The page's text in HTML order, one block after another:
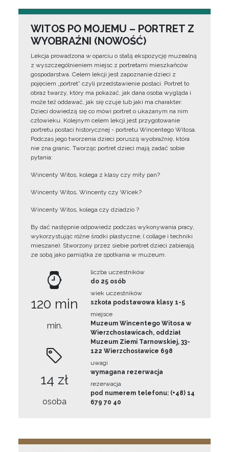
WITOS PO MOJEMU – PORTRET Z
WYOBRAŹNI (NOWOŚĆ)
Lekcja prowadzona w oparciu o stałą ekspozycję muzealną
z wyszczególnieniem miejsc z portretami mieszkańców
gospodarstwa. Celem lekcji jest zapoznanie dzieci z
pojęciem „portret” czyli przedstawienie postaci. Portret to
obraz twarzy, który ma pokazać, jak dana osoba wygląda i
może też oddawać, jak się czuje lub jaki ma charakter.
Dzieci dowiedzą się co mówi portret o ukazanym na nim
człowieku. Kolejnym celem lekcji jest przygotowanie
portretu postaci historycznej - portretu Wincentego Witosa.
Podczas jego tworzenia dzieci poruszą wyobraźnię, która
nie zna granic. Tworząc portret dzieci mają zadać sobie
pytania:
Wincenty Witos, kolega z klasy czy miły pan?
Wincenty Witos, Wincenty czy Wicek?
Wincenty Witos, kolega czy dziadzio ?
By dać następnie odpowiedz podczas wykonywania pracy,
wykorzystując różne środki plastyczne, ( collage i techniki
mieszane). Stworzony przez siebie portret dzieci zabierają
ze sobą jako pamiątka ze spotkania w muzeum.
120 min
min.
14 zł
osoba
liczba uczestników
do 25 osób
wiek uczestników
szkoła podstawowa klasy 1-5
miejsce
Muzeum Wincentego Witosa w
Wierzchosławicach, oddział
Muzeum Ziemi Tarnowskiej, 33-
122 Wierzchosławice 698
uwagi
wymagana rezerwacja
rezerwacja
pod numerem telefonu: (+48) 14
679 70 40